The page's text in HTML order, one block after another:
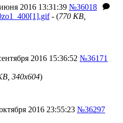
2016 13:31:39 №36018
- (770 KB,
2016 15:36:52 №36171
340x604)
2016 23:55:23 №36297